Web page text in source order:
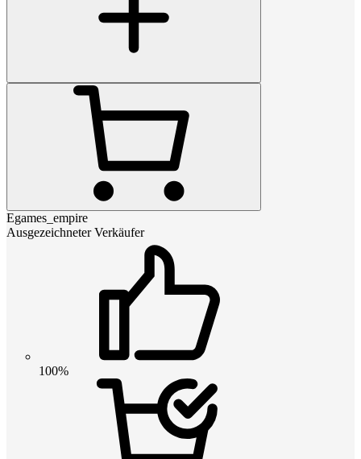
Egames_empire
Ausgezeichneter Verkäufer
100%